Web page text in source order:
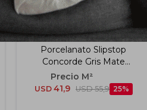
Porcelanato Slipstop
Concorde Gris Mate
"a"30x150 Cm
USD 41,9 USD 55,9 25